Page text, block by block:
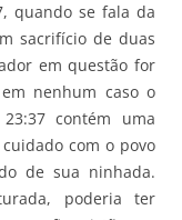
quando se fala da
sacrifício de duas
em questão for
nenhum caso o
contém uma
com o povo
de sua ninhada.
poderia ter